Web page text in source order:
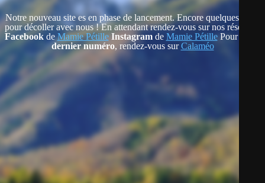
Notre nouveau site es en phase de lancement. Encore quelques jours
pour décoller avec nous ! En attendant rendez-vous sur nos réseaux :
FacebookdeMamie Pétille Instagramde Mamie PétillePour lire
dernier numéro, rendez-vous surCalaméo